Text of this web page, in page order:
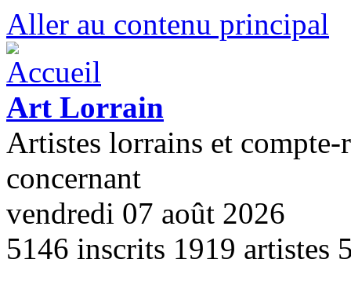
Aller au contenu principal
Art Lorrain
Artistes lorrains et compte-
concernant
vendredi 07 août 2026
5146 inscrits 1919 artistes